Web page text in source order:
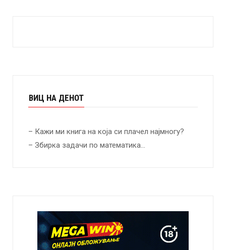
ВИЦ НА ДЕНОТ
– Кажи ми книга на која си плачел најмногу?
– Збирка задачи по математика…